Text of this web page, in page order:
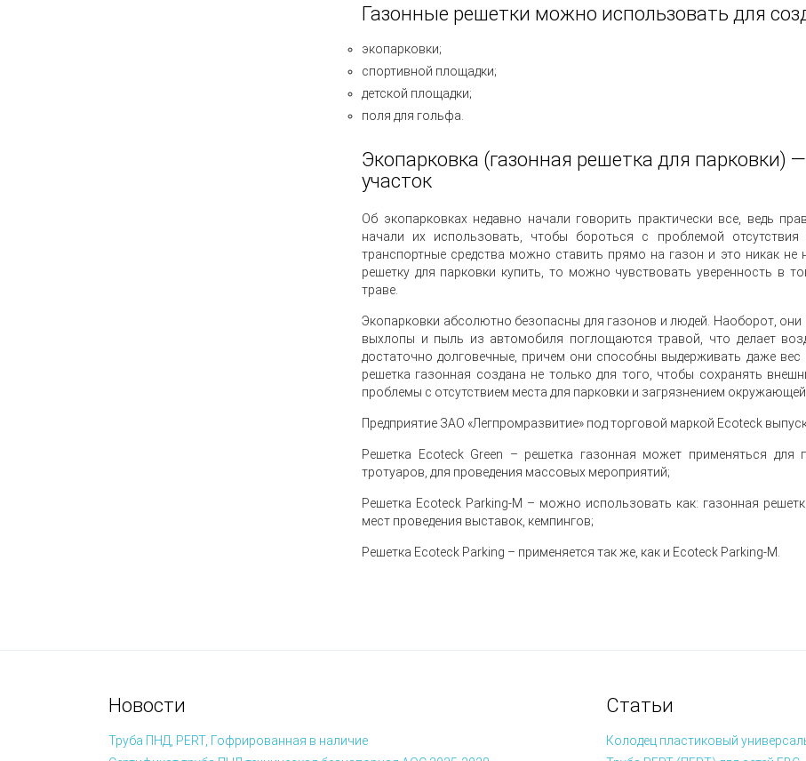
Газонные решетки можно использовать для
экопарковки;
спортивной площадки;
детской площадки;
поля для гольфа.
Экопарковка (газонная решетка для парковки)
участок
Об экопарковках недавно начали говорить практически все, ведь
начали их использовать, чтобы бороться с проблемой
транспортные средства можно ставить прямо на газон и это никак не
решетку для парковки купить, то можно чувствовать уверенность в
траве.
Экопарковки абсолютно безопасны для газонов и людей. Наоборот,
выхлопы и пыль из автомобиля поглощаются травой, что делает
достаточно долговечные, причем они способны выдерживать даже
решетка газонная создана не только для того, чтобы сохранять
проблемы с отсутствием места для парковки и загрязнением окружающей
Предприятие ЗАО «Легпромразвитие» под торговой маркой Ecoteck
Решетка Ecoteck Green – решетка газонная может применяться для
тротуаров, для проведения массовых мероприятий;
Решетка Ecoteck Parking-M – можно использовать как: газонная
мест проведения выставок, кемпингов;
Решетка Ecoteck Parking – применяется так же, как и Ecoteck Parking-M.
Новости
Труба ПНД, PERT, Гофрированная в наличие
Статьи
Колодец пластиковый